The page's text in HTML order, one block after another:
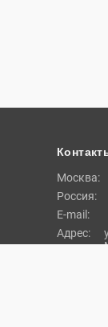
Москва:
Россия:
E-mail:
Адрес: